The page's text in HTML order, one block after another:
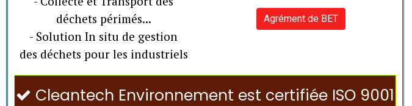
déchets périmés...
- Solution In situ de gestion
des déchets pour les industriels
Agrément de BET
 Cleantech Environnement est certifiée ISO 9001